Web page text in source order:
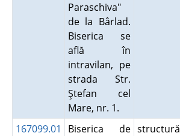
Paraschiva"
de la Bârlad.
Biserica se
află în
intravilan, pe
strada Str.
Ştefan cel
Mare, nr. 1.
167099.01
Biserica de structură